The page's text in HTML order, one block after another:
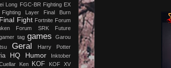
Long FGC-BR Fighting EX
Fighting Layer
Final Burn
Final Fight Fortnite Forum
Forum SRK
Future
tag games
Garou
Geral Harry Potter
HQ Humor
Inktober
Ken KOF
KOF XV